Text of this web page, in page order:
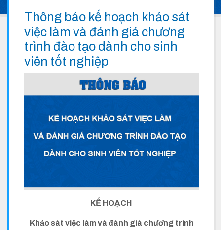
Thông báo kế hoạch khảo sát
việc làm và đánh giá chương
trình đào tạo dành cho sinh
viên tốt nghiệp
KẾ HOẠCH
Khảo sát việc làm và đánh giá chương trình